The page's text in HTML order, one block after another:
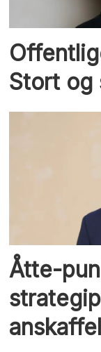
Stort og
Åtte-